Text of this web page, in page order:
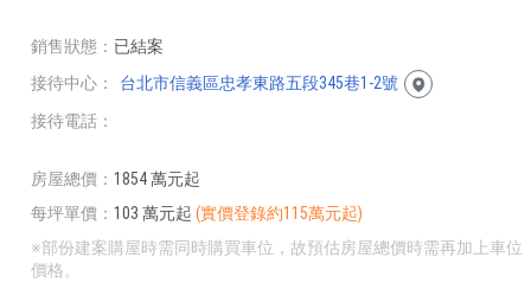
銷售狀態
已結案
接待中心
台北市信義區忠孝東路五段345巷1-2號
接待電話
房屋總價
1854 萬元起
每坪單價
103 萬元起(實價登錄約115萬元起)
※部份建案購屋時需同時購買車位，故預估房屋總價時需再加上車位
價格。